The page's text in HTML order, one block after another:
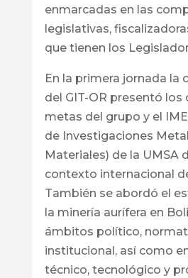
enmarcadas en las
legislativas,
que tienen los
En la primera jornada la
del GIT-OR presentó los
metas del grupo y el
de Investigaciones
Materiales) de la UMSA
contexto internacional
También se abordó el
la minería aurífera en
ámbitos político,
institucional, así como
técnico, tecnológico y